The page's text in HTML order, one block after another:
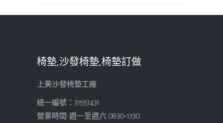
椅墊,沙發椅墊,椅墊訂做
上美沙發椅墊工廠
統一編號：31557431
營業時間: 週一至週六 08:30~17:30